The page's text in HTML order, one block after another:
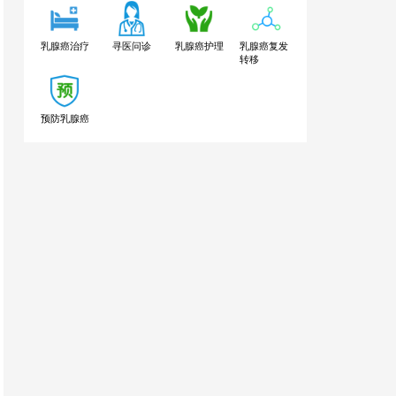
乳腺癌治疗 寻医问诊 乳腺癌护理
乳腺癌复发
转移
预防乳腺癌